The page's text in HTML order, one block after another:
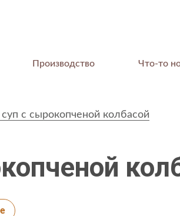
Производство Что-то
с сырокопченой колбасой